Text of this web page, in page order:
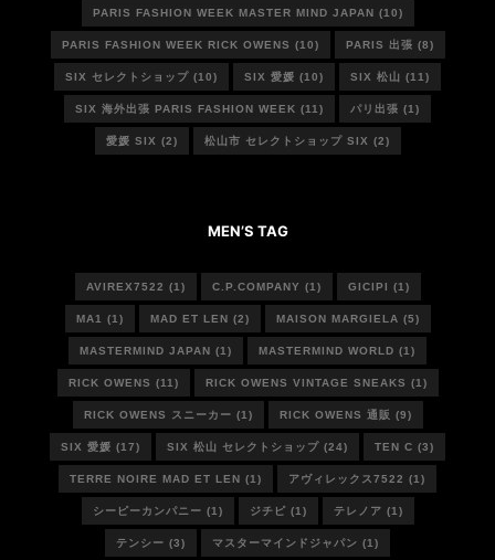
PARIS FASHION WEEK MASTER MIND JAPAN (10)
PARIS FASHION WEEK RICK OWENS (10) PARIS 出張 (8)
SIX セレクトショップ (10) SIX 愛媛 (10) SIX 松山 (11)
SIX 海外出張 PARIS FASHION WEEK (11) パリ出張 (1)
愛媛 SIX (2) 松山市 セレクトショップ SIX (2)
MEN’S TAG
AVIREX7522 (1) C.P.COMPANY (1) GICIPI (1)
MA1 (1) MAD ET LEN (2) MAISON MARGIELA (5)
MASTERMIND JAPAN (1) MASTERMIND WORLD (1)
RICK OWENS (11) RICK OWENS VINTAGE SNEAKS (1)
RICK OWENS スニーカー (1) RICK OWENS 通販 (9)
SIX 愛媛 (17) SIX 松山 セレクトショップ (24) TEN C (3)
TERRE NOIRE MAD ET LEN (1) アヴィレックス7522 (1)
シーピーカンパニー (1) ジチピ (1) テレノア (1)
テンシー (3) マスターマインドジャパン (1)